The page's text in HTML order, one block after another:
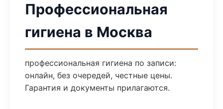
Профессиональная
гигиена в Москва
профессиональная гигиена по записи:
онлайн, без очередей, честные цены.
Гарантия и документы прилагаются.